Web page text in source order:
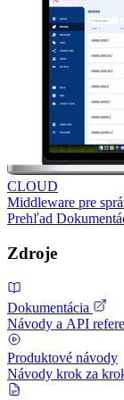
CLOUD
Middleware pre
Prehľad
Zdroje
Dokumentácia
Návody a API
Produktové návody
Návody krok za